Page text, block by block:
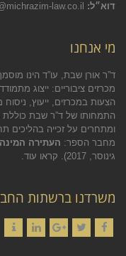
דוא״ל:
מי אנחנו
מכרזים ציבוריים: ייצוג
הצעות במכרזים, ייעוץ, ניסוח
התמחותו של ד”ר שבת כוללת
ומתחרים על זכייה בהליכים
מחבר הספר: העתירה
גינוסר, 2017).
קראו עוד.
משרדנו ברשתות